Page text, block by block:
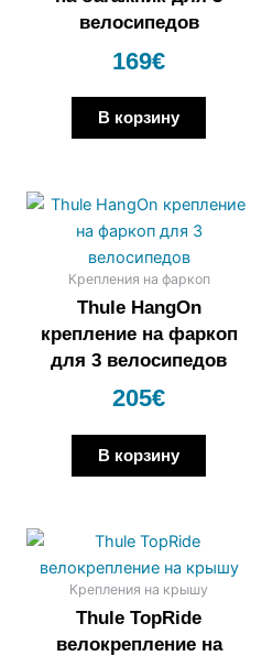
велосипедов
169€
В корзину
Крепления на фаркоп
Thule HangOn
крепление на фаркоп
для 3 велосипедов
205€
В корзину
Крепления на крышу
Thule TopRide
велокрепление на